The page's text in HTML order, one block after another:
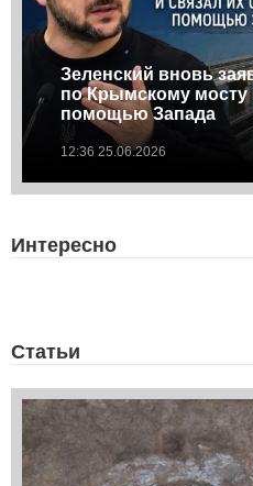
Зеленский вновь
по Крымскому мосту
помощью Запада
12:36 25.06.2026
Интересно
Статьи